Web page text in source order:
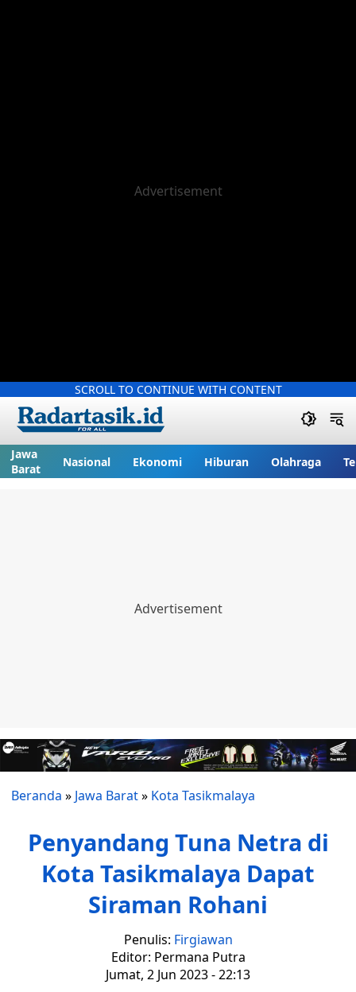
SCROLL TO CONTINUE WITH CONTENT
Jawa
Barat
Nasional Ekonomi Hiburan Olahraga
Beranda » Jawa Barat» Kota Tasikmalaya
Penyandang Tuna Netra di
Kota Tasikmalaya Dapat
Siraman Rohani
Penulis: Firgiawan
Editor: Permana Putra
Jumat, 2 Jun 2023 - 22:13